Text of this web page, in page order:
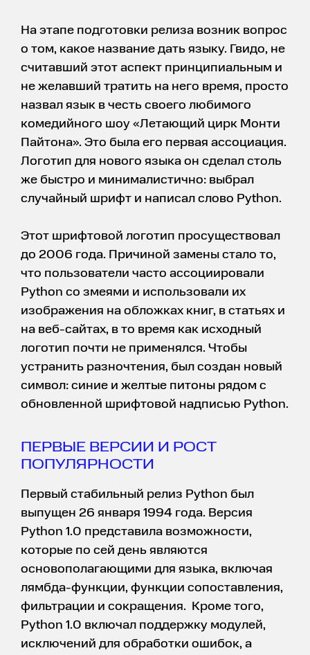
На этапе подготовки релиза возник вопрос
о том, какое название дать языку. Гвидо, не
считавший этот аспект принципиальным и
не желавший тратить на него время, просто
назвал язык в честь своего любимого
комедийного шоу «Летающий цирк Монти
Пайтона». Это была его первая ассоциация.
Логотип для нового языка он сделал столь
же быстро и минималистично: выбрал
случайный шрифт и написал слово Python.
Этот шрифтовой логотип просуществовал
до 2006 года. Причиной замены стало то,
что пользователи часто ассоциировали
Python со змеями и использовали их
изображения на обложках книг, в статьях и
на веб-сайтах, в то время как исходный
логотип почти не применялся. Чтобы
устранить разночтения, был создан новый
символ: синие и желтые питоны рядом с
обновленной шрифтовой надписью Python.
ПЕРВЫЕ ВЕРСИИ И РОСТ
ПОПУЛЯРНОСТИ
Первый стабильный релиз Python был
выпущен 26 января 1994 года. Версия
Python 1.0 представила возможности,
которые по сей день являются
основополагающими для языка, включая
лямбда-функции, функции сопоставления,
фильтрации и сокращения. Кроме того,
Python 1.0 включал поддержку модулей,
исключений для обработки ошибок, а